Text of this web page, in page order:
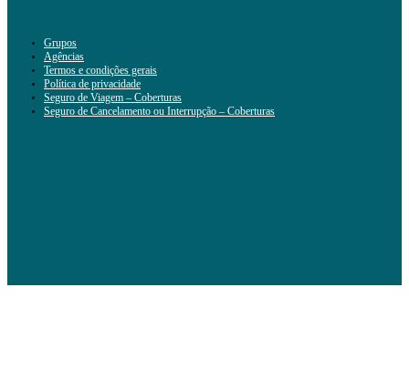
Grupos
Agências
Termos e condições gerais
Política de privacidade
Seguro de Viagem – Coberturas
Seguro de Cancelamento ou Interrupção – Coberturas